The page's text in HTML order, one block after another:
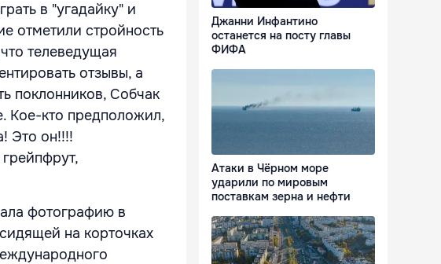
в "угадайку" и
отметили стройность
телеведущая
отзывы, а
поклонников, Собчак
Кое-кто предположил,
Это он!!!!
фотографию в
на корточках
Джанни Инфантино
останется на посту главы
ФИФА
Атаки в Чёрном море
ударили по мировым
поставкам зерна и нефти